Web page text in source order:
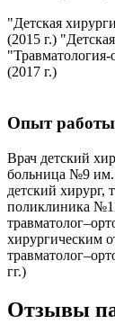
"Детская
(2015 г.)
"Травматология-
(2017 г.)
Опыт работы
Врач детский
больница №9 им.
детский хирург,
поликлиника
хирургическим
гг.)
Отзывы